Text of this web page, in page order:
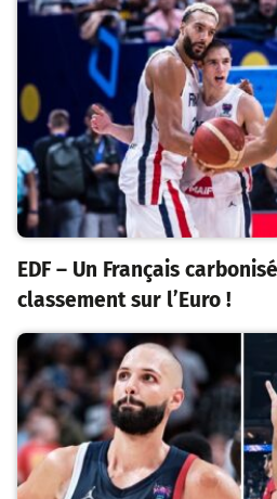
EDF – Un Français
classement sur l’Euro !